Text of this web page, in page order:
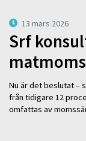
13 mars 2026
Srf
Nu är det beslutat –
från tidigare 12
omfattas av